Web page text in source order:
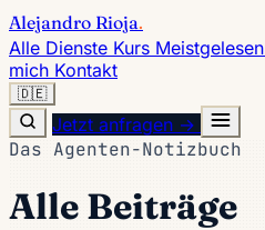
Alejandro Rioja.
Alle Dienste Kurs Meistgelesen
mich Kontakt
🇩🇪
Jetzt anfragen →
Das Agenten-Notizbuch
Alle Beiträge